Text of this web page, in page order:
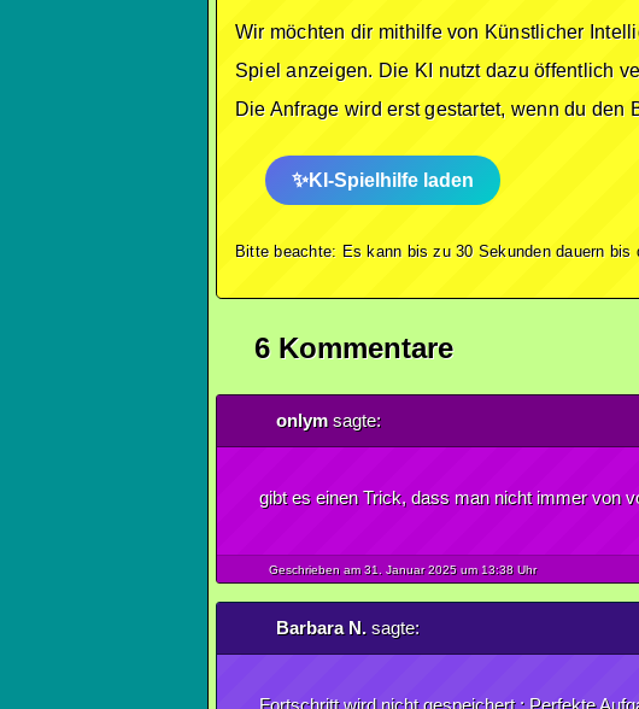
Wir möchten dir mithilfe von Künstlicher
Spiel anzeigen. Die KI nutzt dazu öffentlich
Die Anfrage wird erst gestartet, wenn du
KI-Spielhilfe laden
Bitte beachte: Es kann bis zu 30 Sekunden dauern
6 Kommentare
onlymsagte:
gibt es einen Trick, dass man nicht immer von
Geschrieben am 31. Januar2025 um 13:38 Uhr
Barbara N. sagte:
Fortschritt wird nicht gespeichert : Perfekte